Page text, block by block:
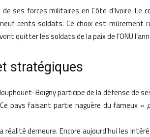
de ses forces militaires en Côte d’Ivoire. Le
cents soldats. Ce choix est mûrement
quitter les soldats de la paix de l’ONU
stratégiques
Boigny participe de la défense de
pays faisant partie naguère du fameux «
demeure. Encore aujourd’hui les